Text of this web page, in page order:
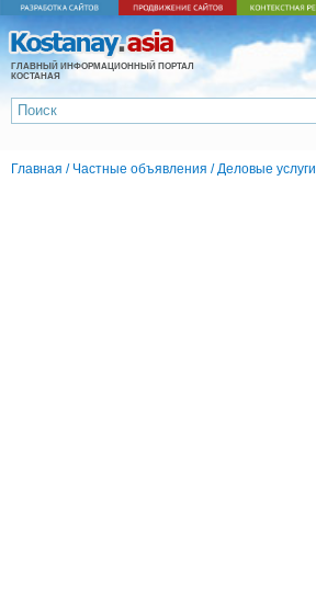
ГЛАВНЫЙ ИНФОРМАЦИОННЫЙ ПОРТАЛ
КОСТАНАЯ
Главная / Частные объявления /Деловые услуги